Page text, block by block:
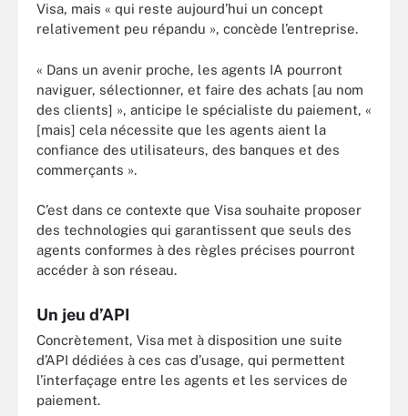
Visa, mais « qui reste aujourd’hui un concept
relativement peu répandu », concède l’entreprise.
« Dans un avenir proche, les agents IA pourront
naviguer, sélectionner, et faire des achats [au nom
des clients] », anticipe le spécialiste du paiement, «
[mais] cela nécessite que les agents aient la
confiance des utilisateurs, des banques et des
commerçants ».
C’est dans ce contexte que Visa souhaite proposer
des technologies qui garantissent que seuls des
agents conformes à des règles précises pourront
accéder à son réseau.
Un jeu d’API
Concrètement, Visa met à disposition une suite
d’API dédiées à ces cas d’usage, qui permettent
l’interfaçage entre les agents et les services de
paiement.